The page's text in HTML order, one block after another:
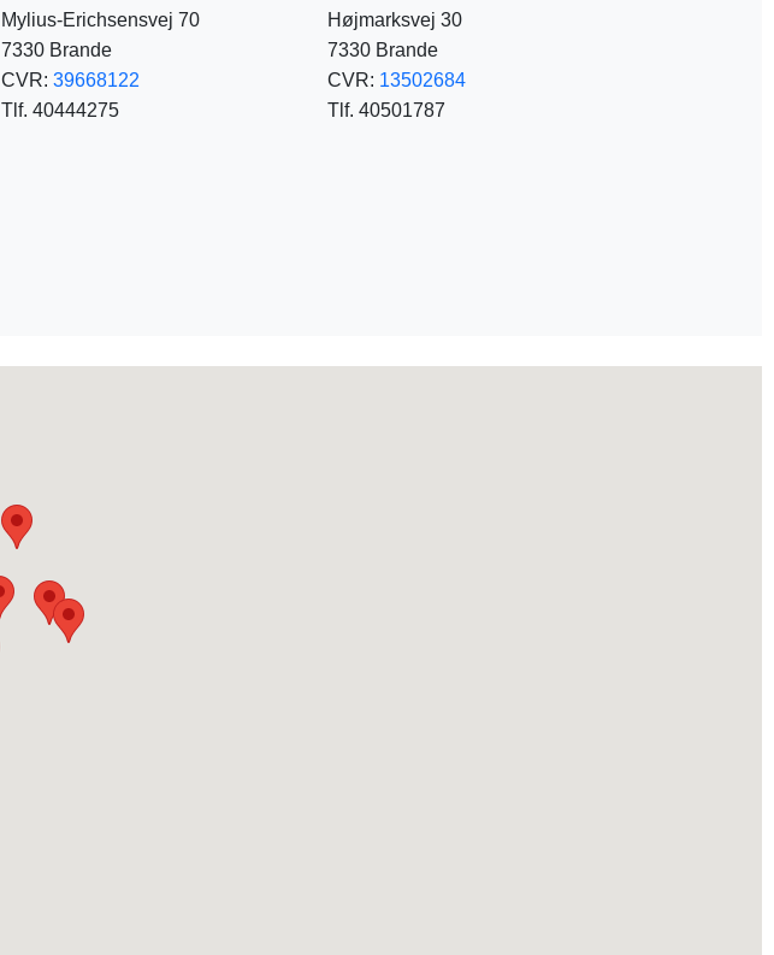
Mylius-Erichsensvej 70
7330 Brande
CVR: 39668122
Tlf. 40444275
Højmarksvej 30
7330 Brande
CVR: 13502684
Tlf. 40501787